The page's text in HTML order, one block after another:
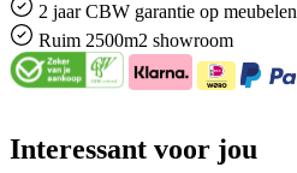
2 jaar CBW garantie op meubelen
Ruim 2500m2 showroom
Interessant voor jou